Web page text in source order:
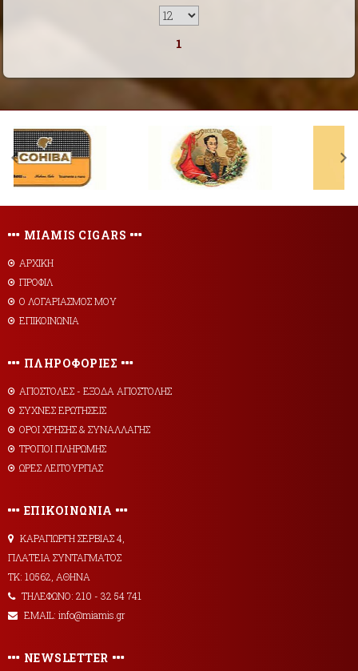
1
MIAMIS CIGARS
ΑΡΧΙΚΗ
ΠΡΟΦΙΛ
Ο ΛΟΓΑΡΙΑΣΜΟΣ ΜΟΥ
ΕΠΙΚΟΙΝΩΝΙΑ
ΠΛΗΡΟΦΟΡΙΕΣ
AΠΟΣΤΟΛΕΣ - ΕΞΟΔΑ ΑΠΟΣΤΟΛΗΣ
ΣΥΧΝΕΣ ΕΡΩΤΗΣΕΙΣ
ΟΡΟΙ ΧΡΗΣΗΣ & ΣΥΝΑΛΛΑΓΗΣ
ΤΡΟΠΟΙ ΠΛΗΡΩΜΗΣ
ΩΡΕΣ ΛΕΙΤΟΥΡΓΙΑΣ
ΕΠΙΚΟΙΝΩΝΙΑ
ΚΑΡΑΓΙΩΡΓΗ ΣΕΡΒΙΑΣ 4,
ΠΛΑΤΕΙΑ ΣΥΝΤΑΓΜΑΤΟΣ
ΤΚ: 10562, ΑΘΗΝΑ
ΤΗΛΕΦΩΝΟ: 210 - 32 54 741
EMAIL: info@miamis.gr
NEWSLETTER